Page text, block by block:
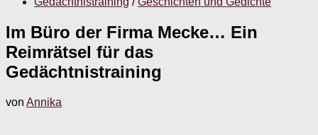
Im Büro der Firma Mecke… Ein
Reimrätsel für das
Gedächtnistraining
von Annika